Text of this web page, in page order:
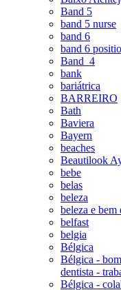
Band 5
band 5 nurse
band 6
band 6
Band_4
bank
bariátrica
BARREIRO
Bath
Baviera
Bayern
beaches
Beautilook
bebe
belas
beleza
beleza e bem
belfast
belgia
Bélgica
Bélgica -
dentista -
Bélgica -